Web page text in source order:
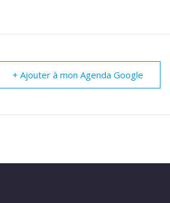
+ Ajouter à mon Agenda Google